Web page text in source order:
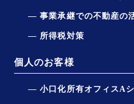
事業承継での不動産の
所得税対策
個人のお客様
小口化所有オフィスA